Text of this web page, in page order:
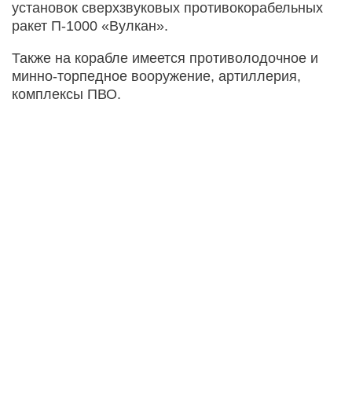
установок сверхзвуковых противокорабельных
ракет П-1000 «Вулкан».
Также на корабле имеется противолодочное и
минно-торпедное вооружение, артиллерия,
комплексы ПВО.